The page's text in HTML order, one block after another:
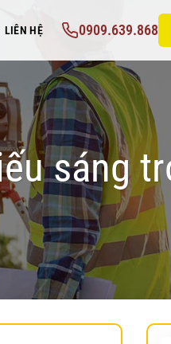
LIÊN HỆ 0909.639.868
sáng